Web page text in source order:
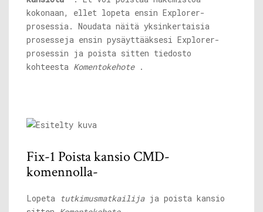
kokonaan, ellet lopeta ensin Explorer-
prosessia. Noudata näitä yksinkertaisia ​​
prosesseja ensin pysäyttääksesi Explorer-
prosessin ja poista sitten tiedosto
kohteesta Komentokehote.
Fix-1 Poista kansio CMD-
komennolla-
Lopeta tutkimusmatkailijaja poista kansio